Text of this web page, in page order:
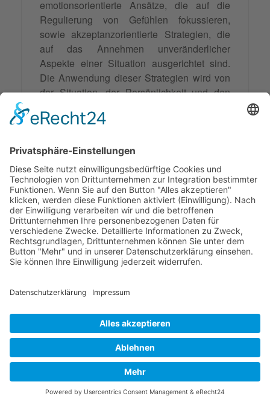
emotionsorientierte Ansätze, die auf die
Regulierung von Gefühlen fokussieren,
sowie akzeptanzorientierte Strategien, die
auf das Annehmen unveränderlicher
Aspekte einer Situation ausgerichtet sind.
Die Anwendung dieser Strategien wird von
der Situation, der Persönlichkeit und den
Alltag, der Beratung, dem Coaching und der
Herausforderungen zu begegnen, die
psychische Belastung zu reduzieren und
Konfliktlösungenzu fördern.
Synonyme: Kognitive Bewältigungsstrategie
© 2026 Frank Hartung Ihr Mediator bei Konflikten in Familie,
Frank Hartung - Familien- und Wirtschaftsmediator
263 Bewertungen auf ProvenExpert.com